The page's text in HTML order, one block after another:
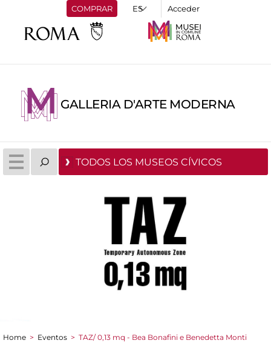
COMPRAR Acceder
GALLERIA D'ARTE MODERNA
TODOS LOS MUSEOS CÍVICOS
Home > Eventos > TAZ/ 0,13 mq - Bea Bonafini e Benedetta Monti